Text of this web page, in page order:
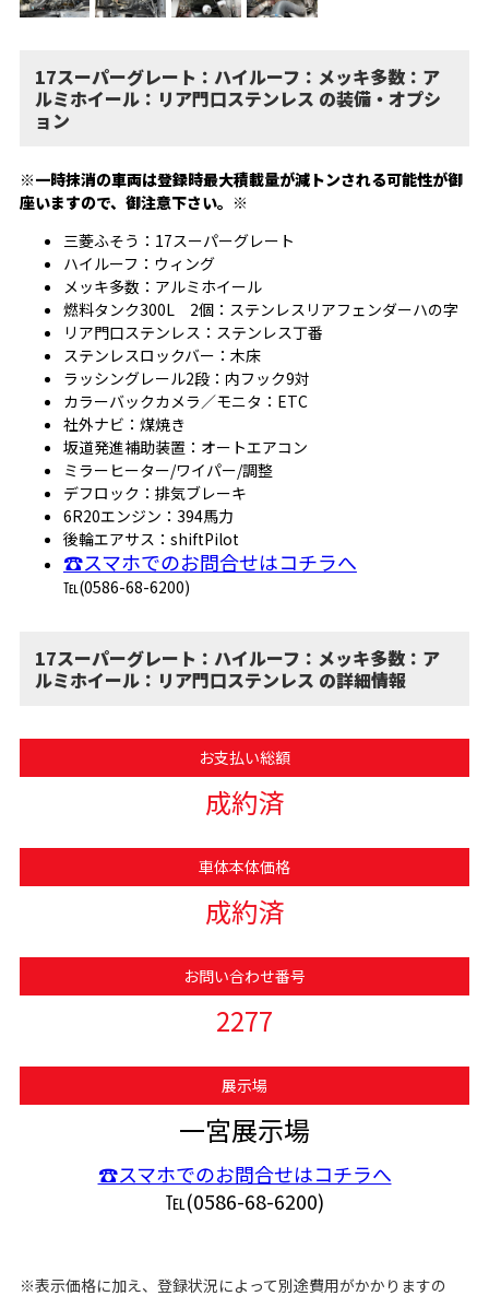
17スーパーグレート：ハイルーフ：メッキ多数：ア
ルミホイール：リア門口ステンレス の装備・オプシ
ョン
※一時抹消の車両は登録時最大積載量が減トンされる可能性が御
座いますので、御注意下さい。※
三菱ふそう：17スーパーグレート
ハイルーフ：ウィング
メッキ多数：アルミホイール
燃料タンク300L 2個：ステンレスリアフェンダーハの字
リア門口ステンレス：ステンレス丁番
ステンレスロックバー：木床
ラッシングレール2段：内フック9対
カラーバックカメラ／モニタ：ETC
社外ナビ：煤焼き
坂道発進補助装置：オートエアコン
ミラーヒーター/ワイパー/調整
デフロック：排気ブレーキ
6R20エンジン：394馬力
後輪エアサス：shiftPilot
☎スマホでのお問合せはコチラへ
℡(0586-68-6200)
17スーパーグレート：ハイルーフ：メッキ多数：ア
ルミホイール：リア門口ステンレス の詳細情報
お支払い総額
成約済
車体本体価格
成約済
お問い合わせ番号
2277
展示場
一宮展示場
☎スマホでのお問合せはコチラへ
℡(0586-68-6200)
※表示価格に加え、登録状況によって別途費用がかかりますの